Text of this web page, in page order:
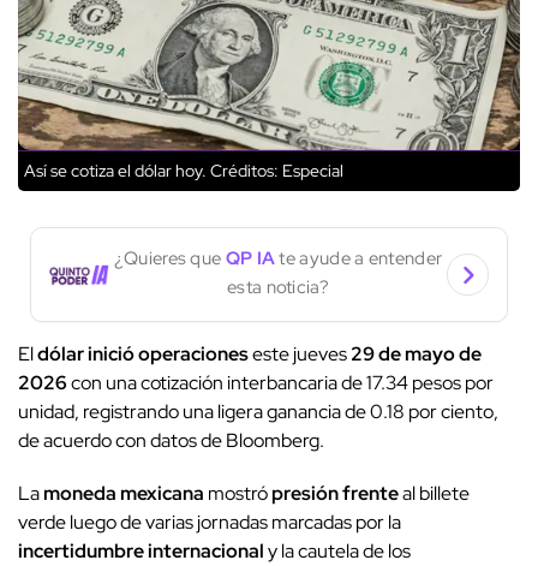
Así se cotiza el dólar hoy. Créditos: Especial
¿Quieres que QP IAte ayude a entender
esta noticia?
Eldólar inició operacioneseste jueves29 de mayo de
2026con una cotización interbancaria de 17.34 pesos por
unidad, registrando una ligera ganancia de 0.18 por ciento,
de acuerdo con datos de Bloomberg.
Lamoneda mexicana mostrópresión frenteal billete
verde luego de varias jornadas marcadas por la
incertidumbre internacionaly la cautela de los